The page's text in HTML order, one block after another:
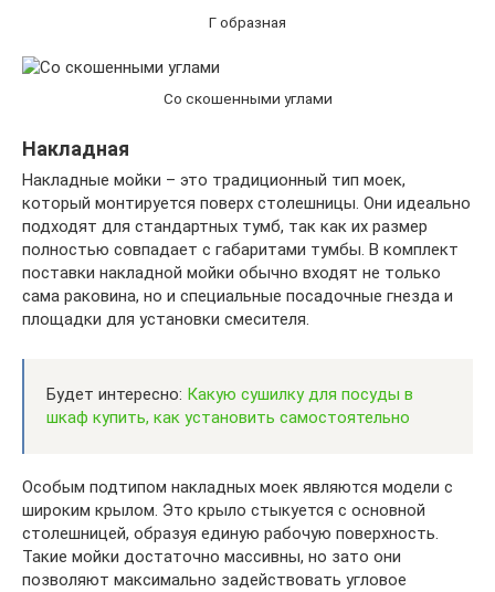
Г образная
Со скошенными углами
Накладная
Накладные мойки – это традиционный тип моек,
который монтируется поверх столешницы. Они идеально
подходят для стандартных тумб, так как их размер
полностью совпадает с габаритами тумбы. В комплект
поставки накладной мойки обычно входят не только
сама раковина, но и специальные посадочные гнезда и
площадки для установки смесителя.
Будет интересно: Какую сушилку для посуды в
шкаф купить, как установить самостоятельно
Особым подтипом накладных моек являются модели с
широким крылом. Это крыло стыкуется с основной
столешницей, образуя единую рабочую поверхность.
Такие мойки достаточно массивны, но зато они
позволяют максимально задействовать угловое